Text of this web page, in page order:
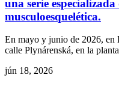
una serie
musculoesquelética.
En mayo y junio de 2026, en
calle Plynárenská, en la
jún 18, 2026